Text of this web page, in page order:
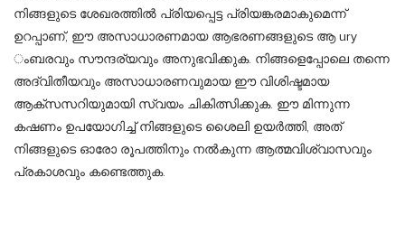
നിങ്ങളുടെ ശേഖരത്തിൽ പ്രിയപ്പെട്ട പ്രിയങ്കരമാകുമെന്ന്
ഉറപ്പാണ്, ഈ അസാധാരണമായ ആഭരണങ്ങളുടെ ആ ury
ംബരവും സൗന്ദര്യവും അനുഭവിക്കുക. നിങ്ങളെപ്പോലെ തന്നെ
അദ്വിതീയവും അസാധാരണവുമായ ഈ വിശിഷ്ടമായ
ആക്സസറിയുമായി സ്വയം ചികിത്സിക്കുക. ഈ മിന്നുന്ന
കഷണം ഉപയോഗിച്ച് നിങ്ങളുടെ ശൈലി ഉയർത്തി, അത്
നിങ്ങളുടെ ഓരോ രൂപത്തിനും നൽകുന്ന ആത്മവിശ്വാസവും
പ്രകാശവും കണ്ടെത്തുക.